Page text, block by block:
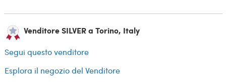
Venditore SILVER a Torino, Italy
Segui questo venditore
Esplora il negozio del Venditore